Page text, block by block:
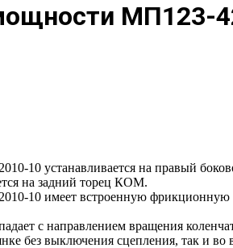
МП123-
10 устанавливается на правый
на задний торец КОМ.
10 имеет встроенную фрикционную
с направлением вращения
без выключения сцепления, так и во